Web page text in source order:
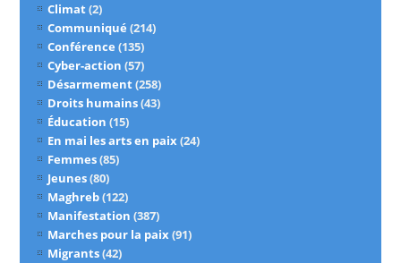
Climat(2)
Communiqué (214)
Conférence (135)
Cyber-action (57)
Désarmement(258)
Droits humains(43)
Éducation (15)
En mai les arts en paix(24)
Femmes(85)
Jeunes(80)
Maghreb(122)
Manifestation (387)
Marches pour la paix(91)
Migrants(42)